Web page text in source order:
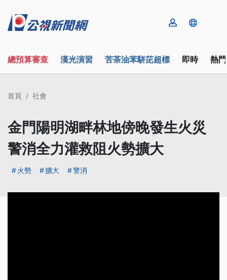
總預算審查 漢光演習 苦茶油苯駢芘超標 即時 熱
首頁 社會
金門陽明湖畔林地傍晚發生火災
警消全力灌救阻火勢擴大
火勢 擴大 警消